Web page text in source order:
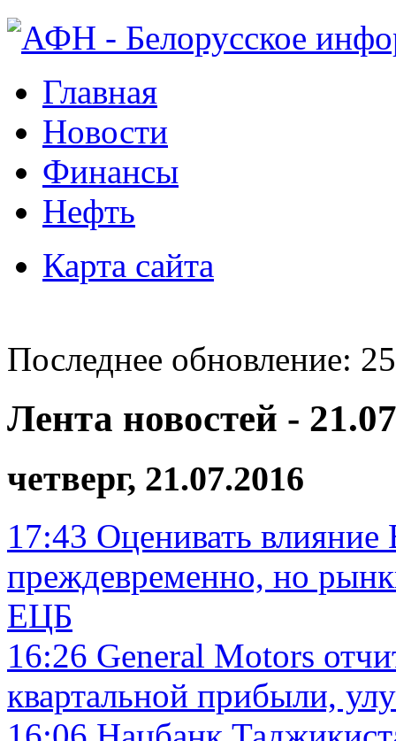
Главная
Новости
Финансы
Нефть
Карта сайта
Последнее обновление:
Лента новостей -
четверг, 21.07.2016
17:43 Оценивать влияние
преждевременно, но
ЕЦБ
16:26 General Motors
квартальной прибыли,